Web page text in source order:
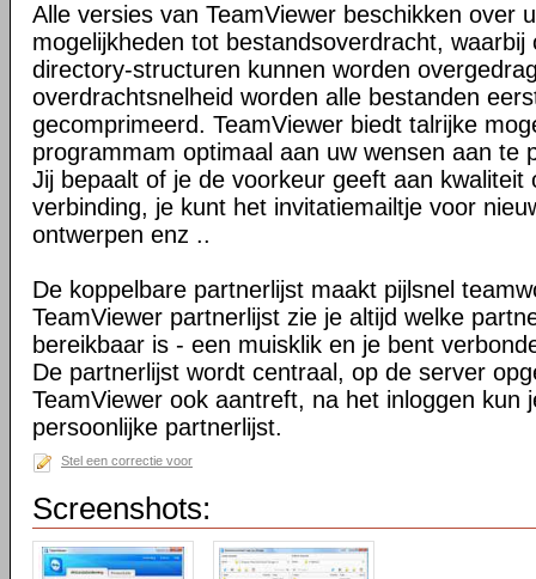
Alle versies van TeamViewer beschikken over
mogelijkheden tot bestandsoverdracht, waarbij
directory-structuren kunnen worden
overdrachtsnelheid worden alle bestanden
gecomprimeerd. TeamViewer biedt talrijke
programmam optimaal aan uw wensen aan te
Jij bepaalt of je de voorkeur geeft aan kwaliteit
verbinding, je kunt het invitatiemailtje voor
ontwerpen enz ..
De koppelbare partnerlijst maakt pijlsnel
TeamViewer partnerlijst zie je altijd welke
bereikbaar is - een muisklik en je bent
De partnerlijst wordt centraal, op de server
TeamViewer ook aantreft, na het inloggen kun
persoonlijke partnerlijst.
Stel een correctie voor
Screenshots: